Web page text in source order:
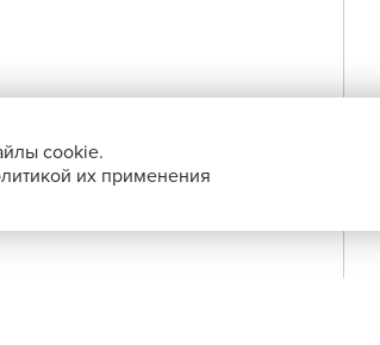
ИНФОРМАЦИЯ
cookie.
их применения